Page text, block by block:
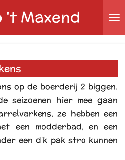
't Maxend
op de boerderij 2 biggen.
seizoenen hier mee gaan
ze hebben een
een modderbad, en een
een dik pak stro kunnen